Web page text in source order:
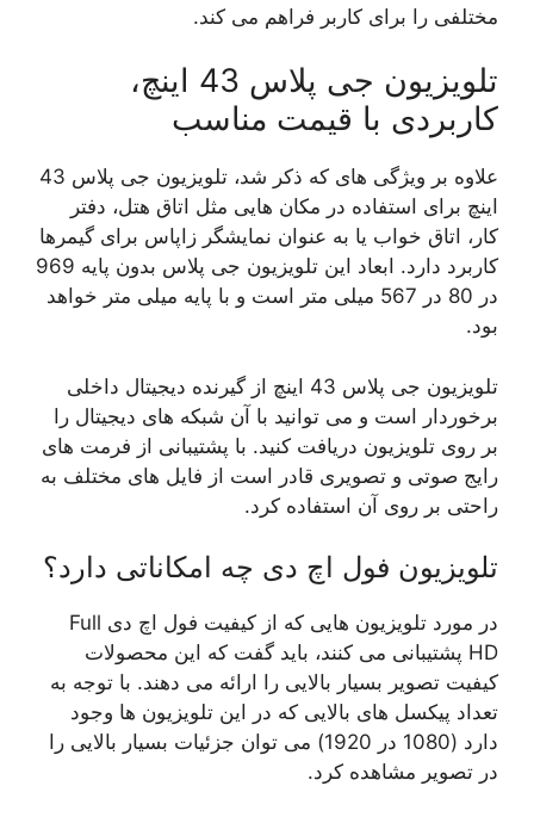
مختلفی را برای کاربر فراهم می کند.
تلویزیون جی پلاس 43 اینچ،
کاربردی با قیمت مناسب
علاوه بر ویژگی های که ذکر شد، تلویزیون جی پلاس 43
اینچ برای استفاده در مکان هایی مثل اتاق هتل، دفتر
کار، اتاق خواب یا به عنوان نمایشگر زاپاس برای گیمرها
کاربرد دارد. ابعاد این تلویزیون جی پلاس بدون پایه 969
در 80 در 567 میلی متر است و با پایه میلی متر خواهد
بود.
تلویزیون جی پلاس 43 اینچ از گیرنده دیجیتال داخلی
برخوردار است و می توانید با آن شبکه های دیجیتال را
بر روی تلویزیون دریافت کنید. با پشتیبانی از فرمت های
رایج صوتی و تصویری قادر است از فایل های مختلف به
راحتی بر روی آن استفاده کرد.
تلویزیون فول اچ دی چه امکاناتی دارد؟
در مورد تلویزیون هایی که از کیفیت فول اچ دی Full
HD پشتیبانی می کنند، باید گفت که این محصولات
کیفیت تصویر بسیار بالایی را ارائه می دهند. با توجه به
تعداد پیکسل های بالایی که در این تلویزیون ها وجود
دارد (1080 در 1920) می توان جزئیات بسیار بالایی را
در تصویر مشاهده کرد.